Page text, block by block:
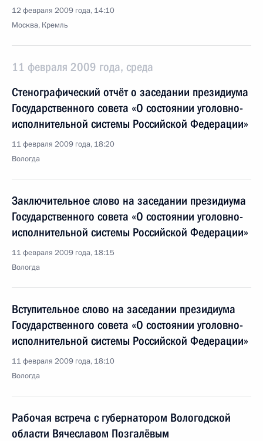
12 февраля 2009 года, 14:10
Москва, Кремль
11 февраля 2009 года, среда
Стенографический отчёт о заседании президиума
Государственного совета «О состоянии уголовно-
исполнительной системы Российской Федерации»
11 февраля 2009 года, 18:20
Вологда
Заключительное слово на заседании президиума
Государственного совета «О состоянии уголовно-
исполнительной системы Российской Федерации»
11 февраля 2009 года, 18:15
Вологда
Вступительное слово на заседании президиума
Государственного совета «О состоянии уголовно-
исполнительной системы Российской Федерации»
11 февраля 2009 года, 18:10
Вологда
Рабочая встреча с губернатором Вологодской
области Вячеславом Позгалёвым